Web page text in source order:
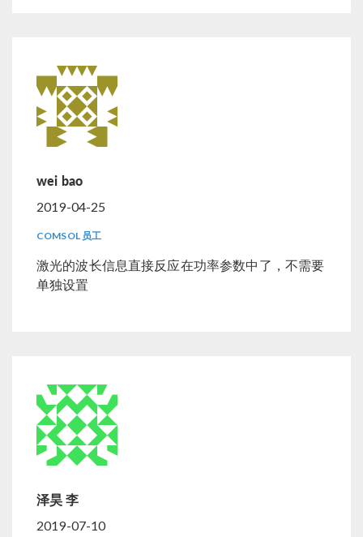
wei bao
2019-04-25
COMSOL 员工
激光的波长信息直接反应在功率参数中了，不需要
单独设置
泽昊 李
2019-07-10